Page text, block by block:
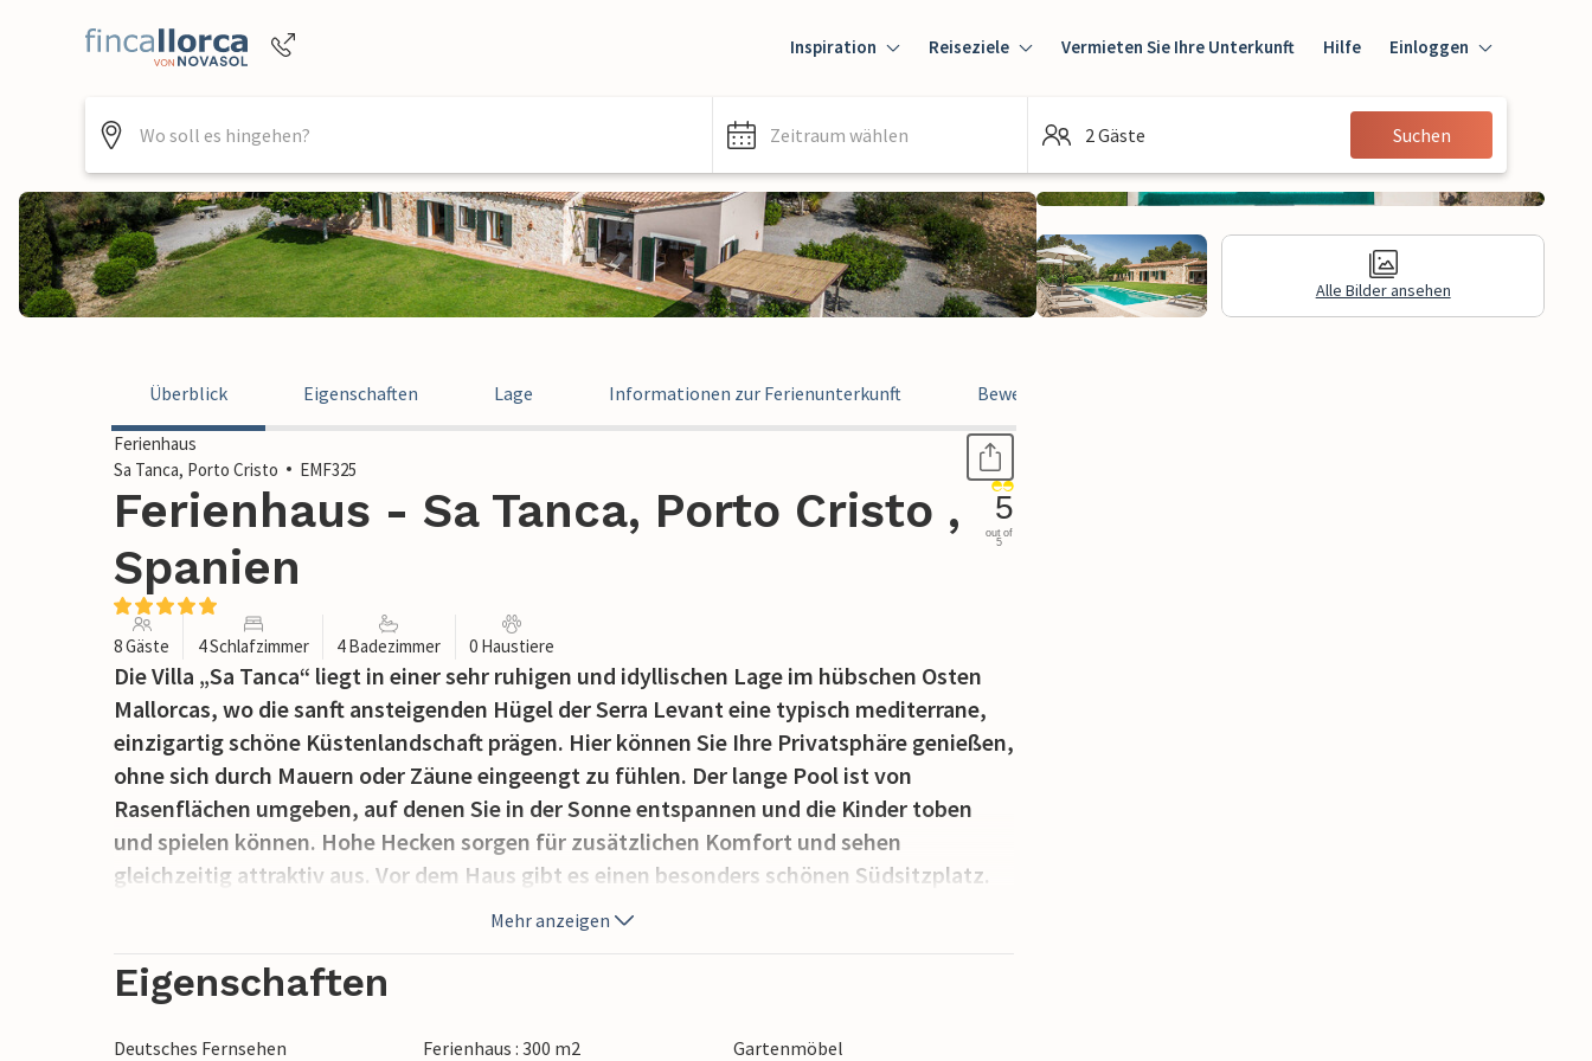
+4952144818470
Inspiration Reiseziele Vermieten Sie Ihre Unterkunft Hilfe Einloggen
Einloggen
Gast
Zeitraum wählen 2 Gäste Suchen
Alle Bilder ansehen
Überblick Eigenschaften Lage Informationen zur Ferienunterkunft Bewertungen
Ferienhaus
Sa Tanca, Porto Cristo
EMF325
Ferienhaus - Sa Tanca, Porto Cristo ,
Spanien
5
out of
5
8 Gäste 4 Schlafzimmer 4 Badezimmer 0 Haustiere
Die Villa „Sa Tanca“ liegt in einer sehr ruhigen und idyllischen Lage im hübschen Osten
Mallorcas, wo die sanft ansteigenden Hügel der Serra Levant eine typisch mediterrane,
einzigartig schöne Küstenlandschaft prägen. Hier können Sie Ihre Privatsphäre genießen,
ohne sich durch Mauern oder Zäune eingeengt zu fühlen. Der lange Pool ist von
Rasenflächen umgeben, auf denen Sie in der Sonne entspannen und die Kinder toben
und spielen können. Hohe Hecken sorgen für zusätzlichen Komfort und sehen
gleichzeitig attraktiv aus. Vor dem Haus gibt es einen besonders schönen Südsitzplatz.
Von hier aus haben Sie einen tollen Blick auf den Garten und können zudem das
mediterrane Licht in vollen Zügen genießen. Ob morgens oder spätabends – es ist ein
schöner Ort mit Wohlfühlfaktor. Am runden Esstisch können Sie wunderbar verweilen
oder gemeinsam eine Mahlzeit genießen. Abends feiern Sie herzhafte Grillpartys und
bereiten und genießen frische regionale Spezialitäten auf dem Grill. Der Pool ist über
Mehr anzeigen
Eigenschaften
Deutsches Fernsehen Ferienhaus : 300 m2
Gartenmöbel